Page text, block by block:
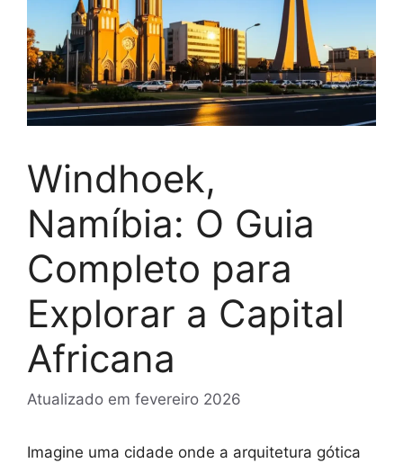
Windhoek,
Namíbia: O Guia
Completo para
Explorar a Capital
Africana
Atualizado em fevereiro 2026
Imagine uma cidade onde a arquitetura gótica